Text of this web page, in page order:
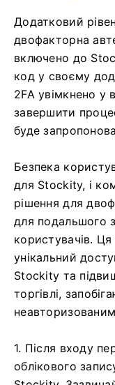
Додатковий
двофакторна
включено до
код у своєму
2FA увімкнено у
завершити
буде
Безпека
для Stockity, і
рішення для
для подальшого
користувачів.
унікальний
Stockity та
торгівлі,
1. Після входу
облікового